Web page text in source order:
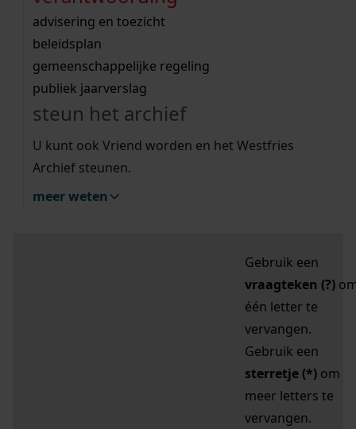
bouwvergunningen
omgevingsvergunningen
vergunningen
beeld en geluid
uitleg nodig?
Wij helpen u op weg met een aantal zoektips.
bekijk alle zoektips
Wij helpen u op weg met een aantal zoektips.
bekijk alle zoektips
bekijk ons geschiedenislokaal
advisering en toezicht
beleidsplan
gemeenschappelijke regeling
publiek jaarverslag
steun het archief
U kunt ook Vriend worden en het Westfries
Archief steunen.
meer weten
zoektips
Mijn Studiezaal (inloggen)
uw zoekopdracht te
Gebruik een
vraagteken (?)
één letter te
vervangen.
Gebruik een
sterretje (*) om
meer letters te
vervangen.